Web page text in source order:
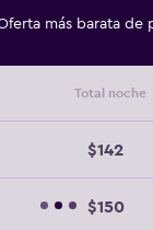
más barata
Total noche
$142
$150